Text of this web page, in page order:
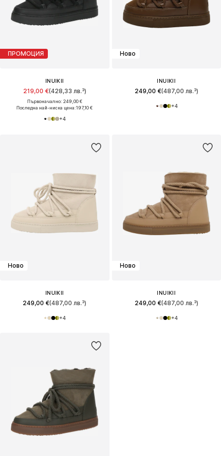
ПРОМОЦИЯ
INUIKII
219,00 €(428,33 лв.³)
Първоначално: 249,00 €
Последна най-ниска цена:197,10 €
+4
Ново
INUIKII
249,00 €(487,00 лв.³)
+4
Ново
INUIKII
249,00 €(487,00 лв.³)
+4
Ново
INUIKII
249,00 €(487,00 лв.³)
+4